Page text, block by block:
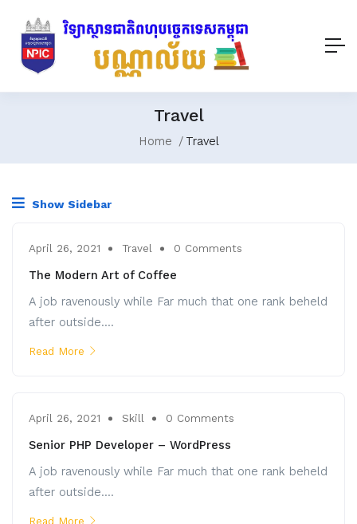
Travel
Home Travel
Show Sidebar
April 26, 2021 Travel 0 Comments
The Modern Art of Coffee
A job ravenously while Far much that one rank beheld
after outside....
Read More
April 26, 2021 Skill 0 Comments
Senior PHP Developer – WordPress
A job ravenously while Far much that one rank beheld
after outside....
Read More